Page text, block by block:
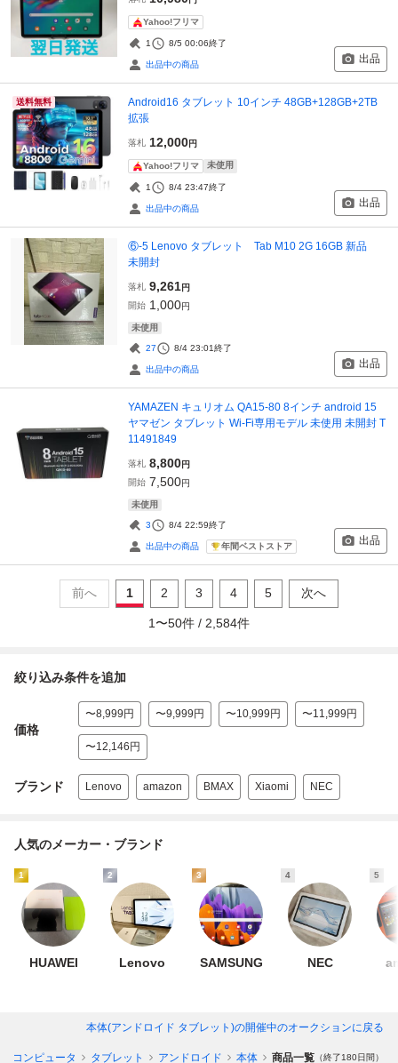
Yahoo!フリマ
1 8/5 00:06終了
出品中の商品 出品
送料無料
Android16 タブレット 10インチ 48GB+128GB+2TB
拡張
落札 12,000円
Yahoo!フリマ 未使用
1 8/4 23:47終了
出品中の商品 出品
⑥-5 Lenovo タブレット Tab M10 2G 16GB 新品
未開封
落札 9,261円
開始 1,000円
未使用
27 8/4 23:01終了
出品中の商品 出品
YAMAZEN キュリオム QA15-80 8インチ android 15
ヤマゼン タブレット Wi-Fi専用モデル 未使用 未開封 T
11491849
落札 8,800円
開始 7,500円
未使用
3 8/4 22:59終了
出品中の商品 年間ベストストア 出品
前へ 1 2 3 4 5 次へ
1 〜50件 / 2,584件
絞り込み条件を追加
価格
〜8,999円 〜9,999円 〜10,999円 〜11,999円
〜12,146円
ブランド Lenovo amazon BMAX Xiaomi NEC
人気のメーカー・ブランド
1
HUAWEI
2
Lenovo
3
SAMSUNG
4
NEC
5
本体(アンドロイド タブレット)の開催中のオークションに戻る
コンピュータ タブレット アンドロイド 本体 商品一覧 （終了180日間）